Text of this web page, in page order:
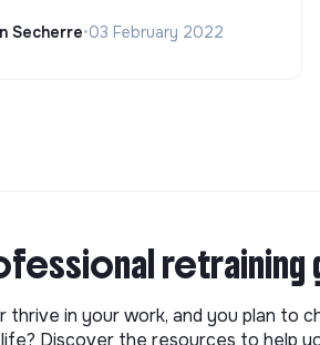
Secherre•03 February 2022
retraining
thrive in your work, and you plan to
Discover the resources to help